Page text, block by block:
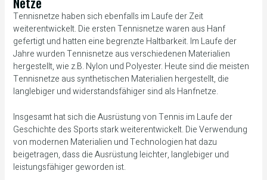
Tennisnetze haben sich ebenfalls im Laufe der Zeit
weiterentwickelt. Die ersten Tennisnetze waren aus Hanf
gefertigt und hatten eine begrenzte Haltbarkeit. Im Laufe der
Jahre wurden Tennisnetze aus verschiedenen Materialien
hergestellt, wie z.B. Nylon und Polyester. Heute sind die meisten
Tennisnetze aus synthetischen Materialien hergestellt, die
langlebiger und widerstandsfähiger sind als Hanfnetze.
Insgesamt hat sich die Ausrüstung von Tennis im Laufe der
Geschichte des Sports stark weiterentwickelt. Die Verwendung
von modernen Materialien und Technologien hat dazu
beigetragen, dass die Ausrüstung leichter, langlebiger und
leistungsfähiger geworden ist.